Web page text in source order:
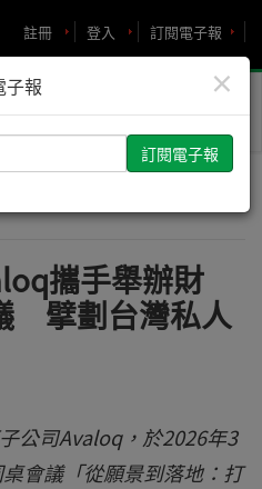
訂閱電子報
登入
註冊
Toggle
攜手舉辦財
擘劃台灣私人
公司Avaloq，於2026年3
會議「從願景到落地：打
×
子報